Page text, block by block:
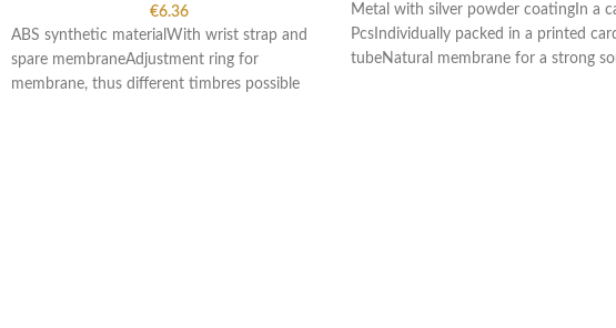
€6.36
ABS synthetic materialWith wrist strap and
spare membraneAdjustment ring for
membrane, thus different timbres possible
Metal with silver powder coatingIn a
PcsIndividually packed in a printed
tubeNatural membrane for a strong